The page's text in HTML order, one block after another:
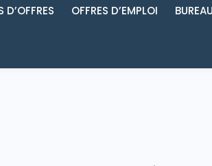
D’OFFRES OFFRES D’EMPLOI